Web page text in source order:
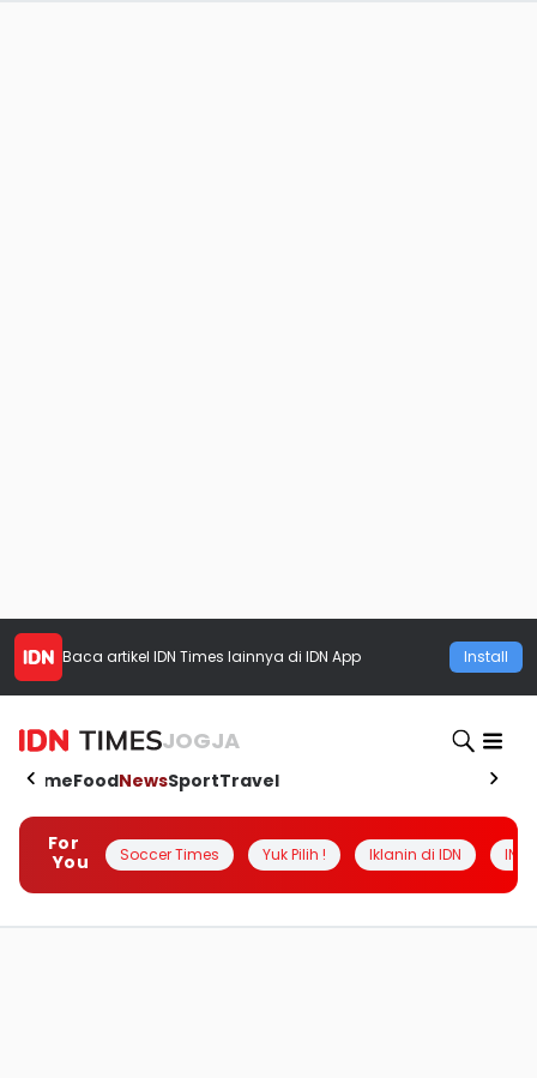
Baca artikel IDN Times lainnya di IDN App Install
JOGJA
HomeFoodNewsSportTravel
For
You
Soccer Times Yuk Pilih ! Iklanin di IDN